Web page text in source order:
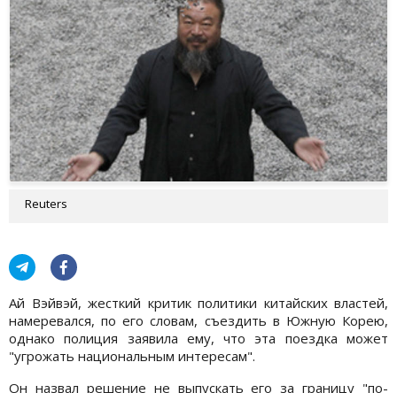
Reuters
Ай Вэйвэй, жесткий критик политики китайских властей,
намеревался, по его словам, съездить в Южную Корею,
однако полиция заявила ему, что эта поездка может
"угрожать национальным интересам".
Он назвал решение не выпускать его за границу "по-